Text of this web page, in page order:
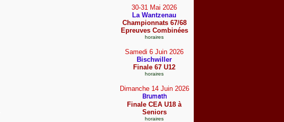
30-31 Mai 2026
La Wantzenau
Championnats 67/68
Epreuves Combinées
horaires
Samedi 6 Juin 2026
Bischwiller
Finale 67 U12
horaires
Dimanche 14 Juin2026
Brumath
Finale CEA U18 à
Seniors
horaires